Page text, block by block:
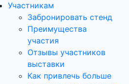
Участникам
Забронировать стенд
Преимущества
участия
Отзывы участников
выставки
Как привлечь больше